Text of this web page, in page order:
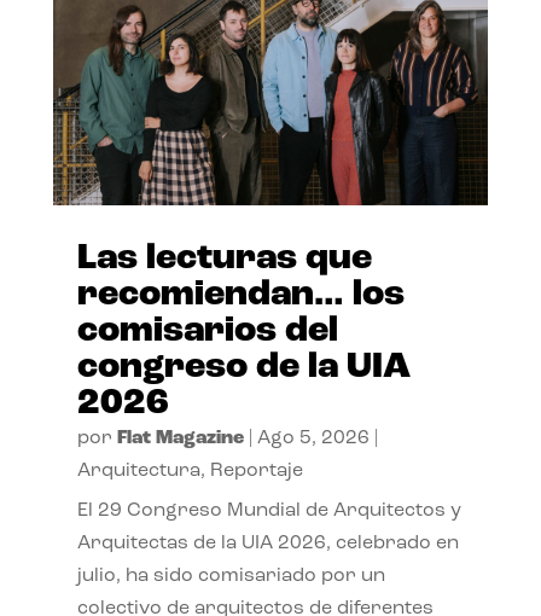
Las lecturas que
recomiendan… los
comisarios del
congreso de la UIA
2026
por Flat Magazine| Ago 5, 2026
Arquitectura, Reportaje
El 29 Congreso Mundial de Arquitectos y
Arquitectas de la UIA 2026, celebrado en
julio, ha sido comisariado por un
colectivo de arquitectos de diferentes